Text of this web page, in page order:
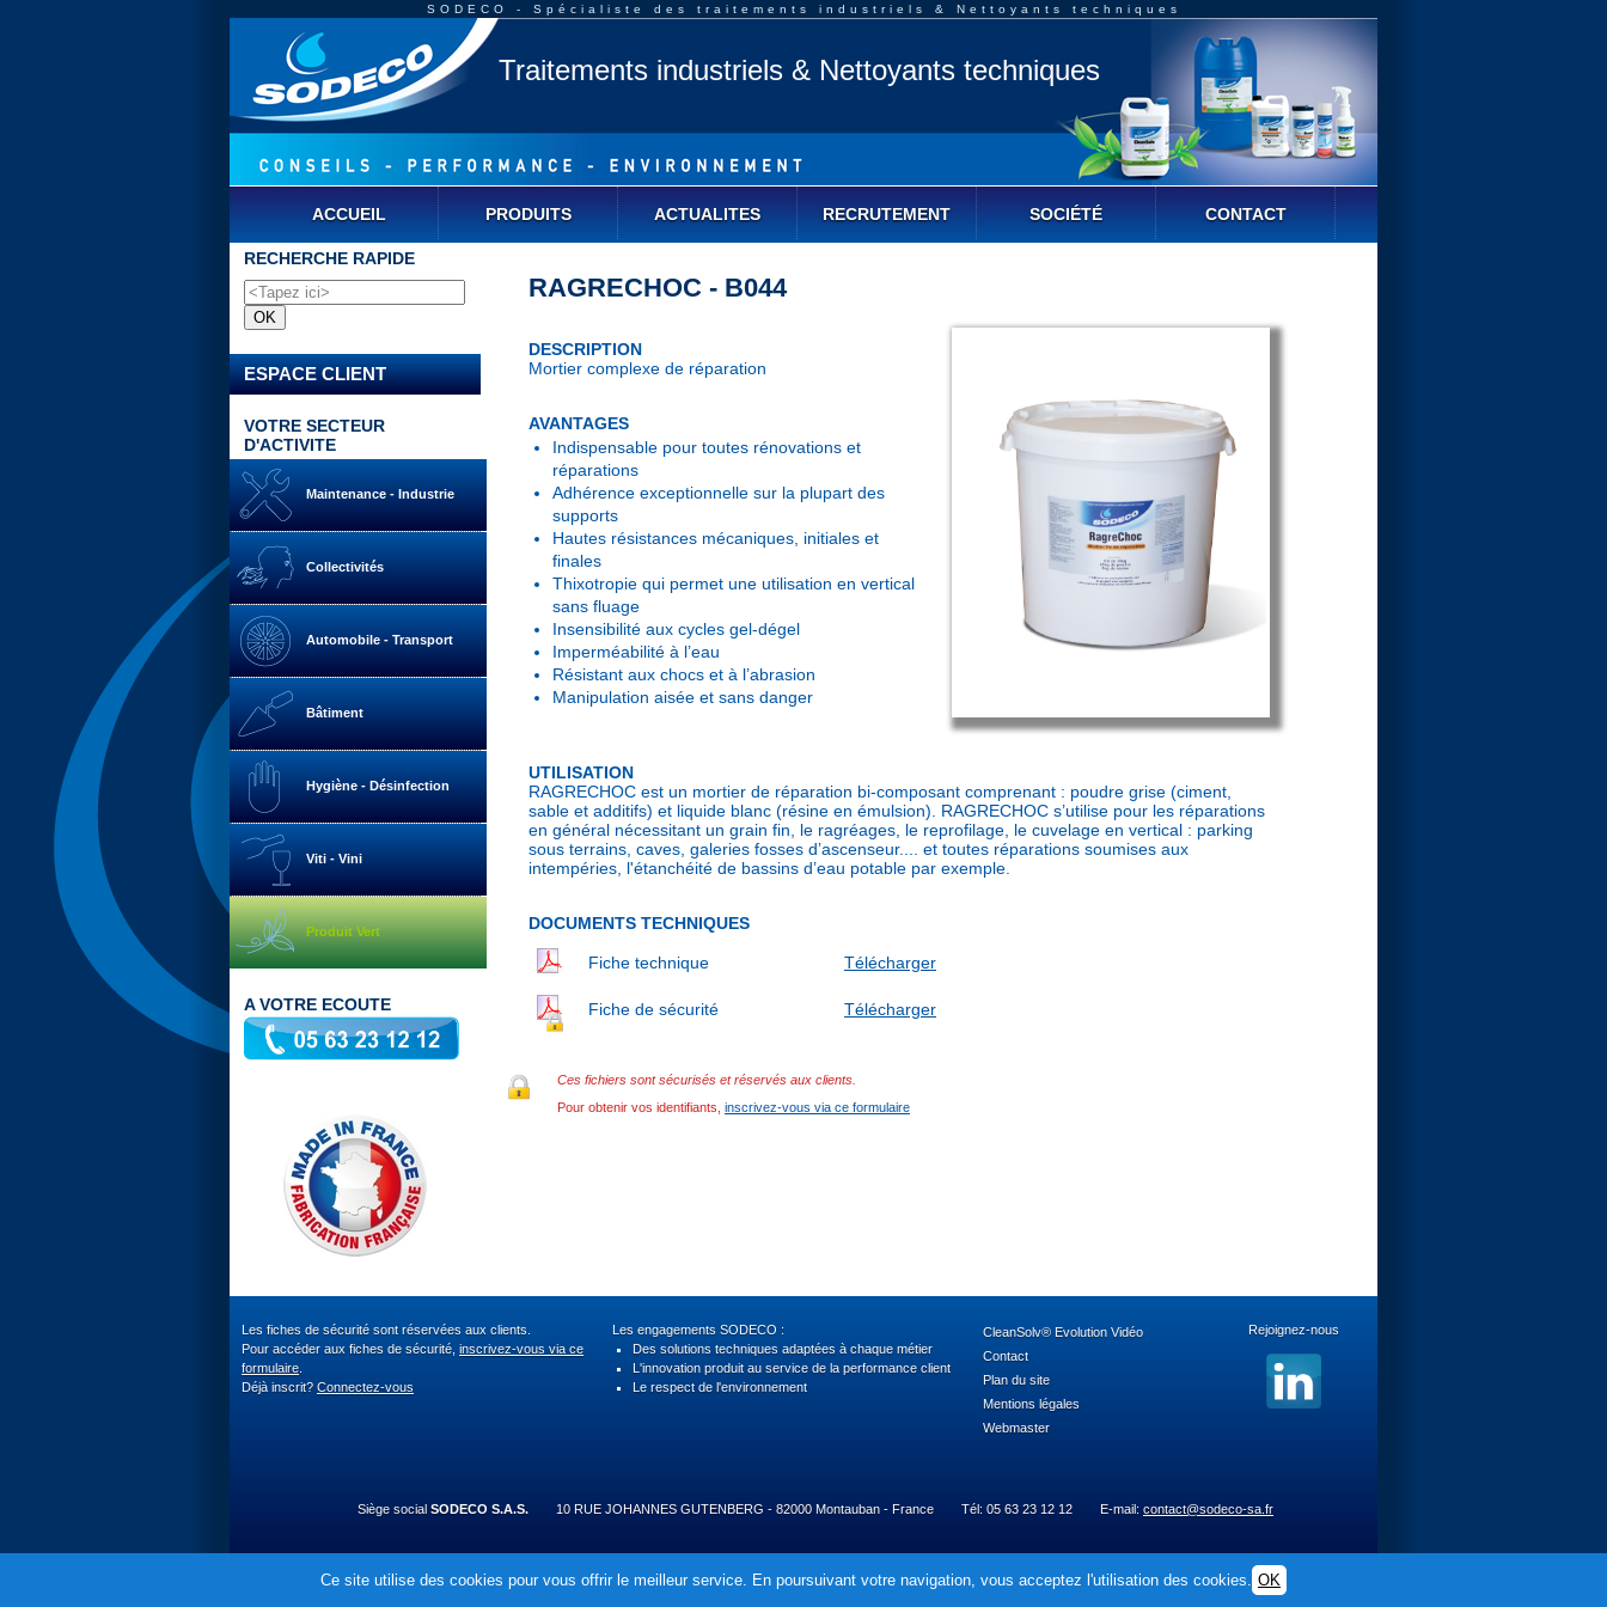
SODECO - Spécialiste des traitements industriels & Nettoyants techniques
Traitements industriels & Nettoyants techniques
ACCUEIL PRODUITS ACTUALITES RECRUTEMENT SOCIÉTÉ CONTACT
RECHERCHE RAPIDE
ESPACE CLIENT
VOTRE SECTEUR
D'ACTIVITE
Maintenance - Industrie
Collectivités
Automobile - Transport
Bâtiment
Hygiène - Désinfection
Viti - Vini
Produit Vert
A VOTRE ECOUTE
RAGRECHOC - B044
DESCRIPTION
Mortier complexe de réparation
AVANTAGES
Indispensable pour toutes rénovations et
réparations
Adhérence exceptionnelle sur la plupart des
supports
Hautes résistances mécaniques, initiales et
finales
Thixotropie qui permet une utilisation en vertical
sans fluage
Insensibilité aux cycles gel-dégel
Imperméabilité à l’eau
Résistant aux chocs et à l’abrasion
Manipulation aisée et sans danger
UTILISATION
RAGRECHOC est un mortier de réparation bi-composant comprenant : poudre grise (ciment,
sable et additifs) et liquide blanc (résine en émulsion). RAGRECHOC s’utilise pour les réparations
en général nécessitant un grain fin, le ragréages, le reprofilage, le cuvelage en vertical : parking
sous terrains, caves, galeries fosses d’ascenseur.... et toutes réparations soumises aux
intempéries, l'étanchéité de bassins d’eau potable par exemple.
DOCUMENTS TECHNIQUES
Fiche technique Télécharger
Fiche de sécurité Télécharger
Ces fichiers sont sécurisés et réservés aux clients.
Pour obtenir vos identifiants, inscrivez-vous via ce formulaire
Les fiches de sécurité sont réservées aux clients.
Pour accéder aux fiches de sécurité, inscrivez-vous via ce
formulaire
Déjà inscrit? Connectez-vous
Les engagements SODECO :
Des solutions techniques adaptées à chaque métier
L'innovation produit au service de la performance client
Le respect de l'environnement
CleanSolv® Evolution Vidéo
Contact
Plan du site
Mentions légales
Webmaster
Rejoignez-nous
Siège social SODECO S.A.S. 10 RUE JOHANNES GUTENBERG - 82000 Montauban - France Tél: 05 63 23 12 12 E-mail: contact@sodeco-sa.fr
Ce site utilise des cookies pour vous offrir le meilleur service. En poursuivant votre navigation, vous acceptez l'utilisation des cookies. OK